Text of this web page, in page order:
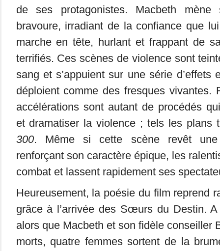
de ses protagonistes. Macbeth mène
bravoure, irradiant de la confiance que
marche en tête, hurlant et frappant de
terrifiés. Ces scènes de violence sont
sang et s’appuient sur une série d’effets
déploient comme des fresques vivantes.
accélérations sont autant de procédés
et dramatiser la violence ; tels les plans
300. Même si cette scène revêt une
renforçant son caractère épique, les
combat et lassent rapidement ses
Heureusement, la poésie du film reprend
grâce à l’arrivée des Sœurs du Destin.
alors que Macbeth et son fidèle conseiller
morts, quatre femmes sortent de la